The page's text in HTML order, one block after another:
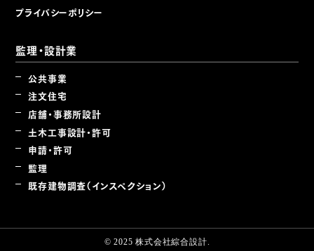
プライバシーポリシー
監理・設計業
公共事業
注文住宅
店舗・事務所設計
土木工事設計・許可
申請・許可
監理
既存建物調査（インスペクション）
© 2025 株式会社綜合設計.